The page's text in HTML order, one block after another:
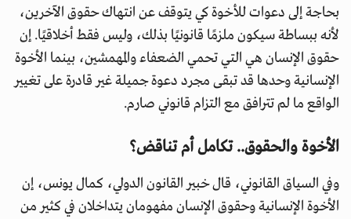
بحاجة إلى دعوات للأخوة كي يتوقف عن انتهاك حقوق الآخرين،
لأنه ببساطة سيكون ملزمًا قانونيًا بذلك، وليس فقط أخلاقيًا. إن
حقوق الإنسان هي التي تحمي الضعفاء والمهمشين، بينما الأخوة
الإنسانية وحدها قد تبقى مجرد دعوة جميلة غير قادرة على تغيير
الواقع ما لم تترافق مع التزام قانوني صارم.
الأخوة والحقوق.. تكامل أم تناقض؟
وفي السياق القانوني، قال خبير القانون الدولي، كمال يونس، إن
الأخوة الإنسانية وحقوق الإنسان مفهومان يتداخلان في كثير من